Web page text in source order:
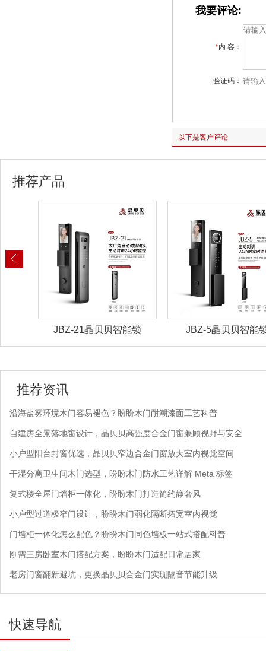
我要评论:
*内 容：
验证码：
以下是客户评论
推荐产品
JBZ-21晶贝贝智能锁 JBZ-5晶贝贝智能锁
推荐资讯
沿海盐雾环境木门容易褪色？盼盼木门耐潮漆面工艺科普
自建房全景落地窗设计，晶贝贝高强度合金门窗兼顾视野与安全
小户型阳台封窗优选，晶贝贝窄边合金门窗放大室内视觉空间
干湿分离卫生间木门选型，盼盼木门防水工艺详解 Meta 标签
复式楼全屋门墙柜一体化，盼盼木门打造简约静奢风
小户型过道极窄门设计，盼盼木门弱化隔断拓宽室内视觉
门墙柜一体化怎么配色？盼盼木门同色墙板一站式搭配科普
刚需三房卧室木门搭配方案，盼盼木门适配日常居家
老房门窗翻新避坑，更换晶贝贝合金门实现隔音节能升级
快速导航